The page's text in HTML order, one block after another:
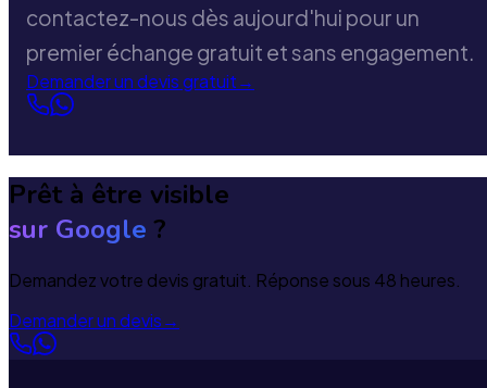
contactez-nous dès aujourd'hui pour un
premier échange gratuit et sans engagement.
Demander un devis gratuit→
Prêt à être visible
sur Google ?
Demandez votre devis gratuit. Réponse sous 48 heures.
Demander un devis→